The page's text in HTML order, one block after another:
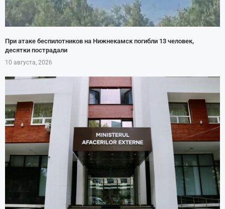
При атаке беспилотников на Нижнекамск погибли 13 человек,
десятки пострадали
10 августа, 2026